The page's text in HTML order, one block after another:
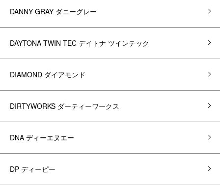
DANNY GRAY ダニーグレー
DAYTONA TWIN TEC デイトナ ツインテック
DIAMOND ダイアモンド
DIRTYWORKS ダーティーワークス
DNA ディーエヌエー
DP ディーピー